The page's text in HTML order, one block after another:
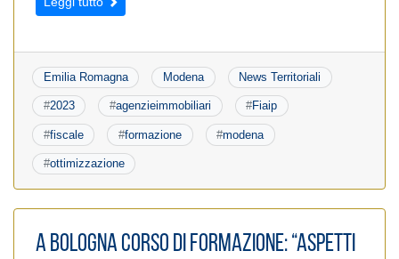
Emilia Romagna Modena News Territoriali
#2023 #agenzieimmobiliari #Fiaip
#fiscale #formazione #modena
#ottimizzazione
A Bologna corso di formazione: “Aspetti